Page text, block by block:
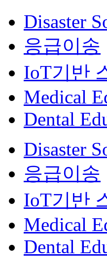
Disaster
응급이송
IoT기반
Medical
Dental
Disaster
응급이송
IoT기반
Medical
Dental